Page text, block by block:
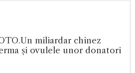
miliardar chinez
și ovulele unor donatori